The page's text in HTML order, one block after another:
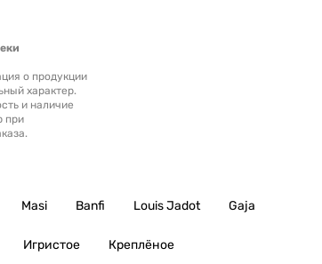
о продукции
характер.
и наличие
при
Masi Banfi Louis Jadot Gaja
Игристое Креплёное